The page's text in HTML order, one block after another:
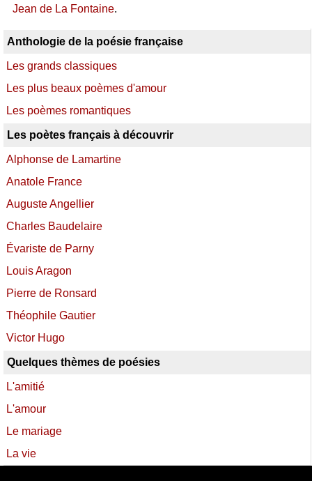
Jean de La Fontaine.
Anthologie de la poésie française
Les grands classiques
Les plus beaux poèmes d'amour
Les poèmes romantiques
Les poètes français à découvrir
Alphonse de Lamartine
Anatole France
Auguste Angellier
Charles Baudelaire
Évariste de Parny
Louis Aragon
Pierre de Ronsard
Théophile Gautier
Victor Hugo
Quelques thèmes de poésies
L'amitié
L'amour
Le mariage
La vie